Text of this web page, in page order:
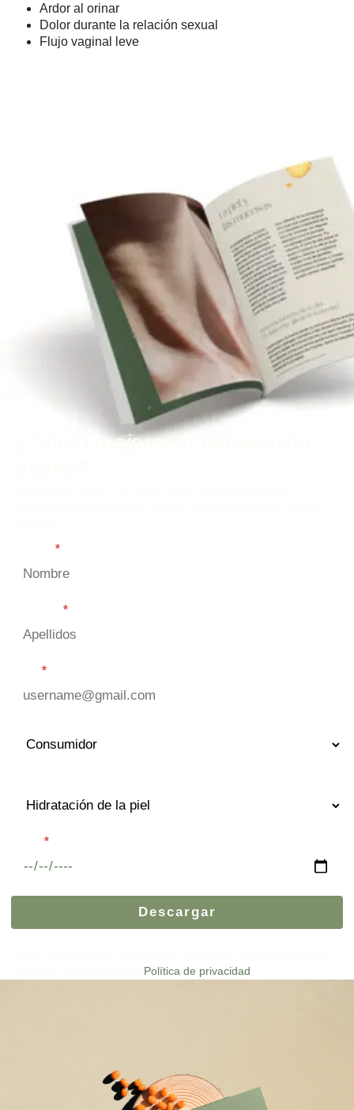
Ardor al orinar
Dolor durante la relación sexual
Flujo vaginal leve
¿Cómo mejorar tu hidratación
*
*
*
*
Descargar
Política de privacidad